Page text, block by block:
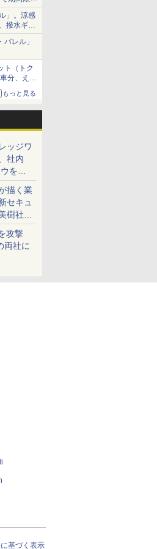
」。涼感
撥水ギア
レル」
ト（トク
分、えき
もっと見る
ッジワ
社内
を生
描く業
セキュ
社長
攻撃
両社に
基づく表示